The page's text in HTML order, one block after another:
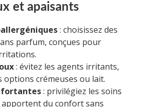
et apaisants
: choisissez des
parfum, conçues pour
: évitez les agents irritants,
options crémeuses ou lait.
: privilégiez les soins
du confort sans